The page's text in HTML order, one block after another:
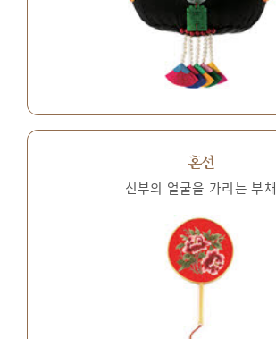
혼선
신부의 얼굴을 가리는 부채